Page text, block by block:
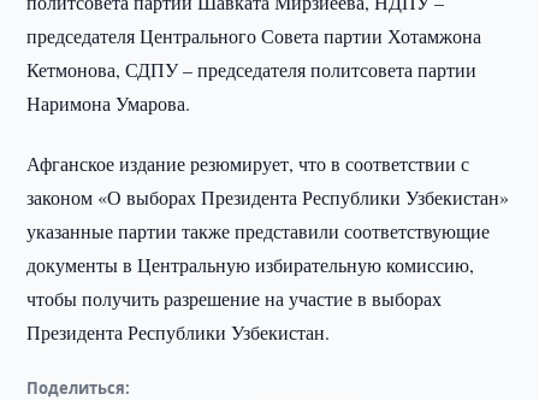
председателя Центрального Совета партии Хотамжона
Кетмонова, СДПУ – председателя политсовета партии
Наримона Умарова.
Афганское издание резюмирует, что в соответствии с
законом «О выборах Президента Республики Узбекистан»
указанные партии также представили соответствующие
документы в Центральную избирательную комиссию,
чтобы получить разрешение на участие в выборах
Президента Республики Узбекистан.
Поделиться: